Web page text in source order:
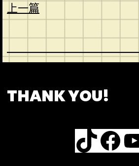
上一篇
THANK YOU!
TikTok Facebook YouTube